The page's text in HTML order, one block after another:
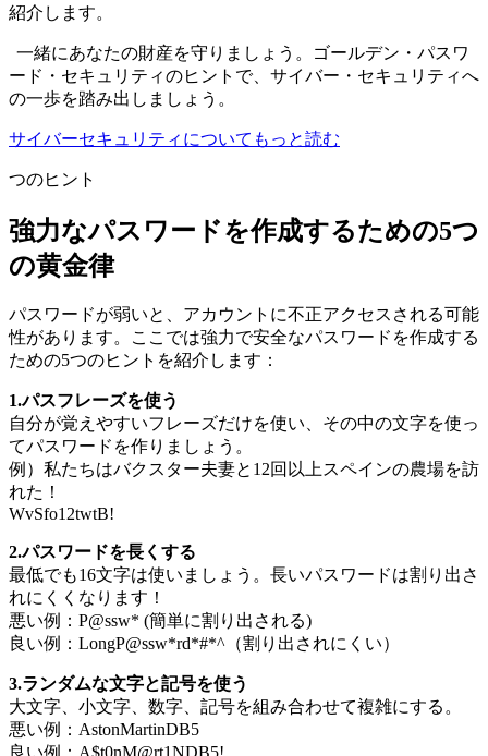
紹介します。
一緒にあなたの財産を守りましょう。ゴールデン・パスワ
ード・セキュリティのヒントで、サイバー・セキュリティへ
の一歩を踏み出しましょう。
サイバーセキュリティについてもっと読む
つのヒント
強力なパスワードを作成するための5つ
の黄金律
パスワードが弱いと、アカウントに不正アクセスされる可能
性があります。ここでは強力で安全なパスワードを作成する
ための5つのヒントを紹介します：
1.パスフレーズを使う
自分が覚えやすいフレーズだけを使い、その中の文字を使っ
てパスワードを作りましょう。
例）私たちはバクスター夫妻と12回以上スペインの農場を訪
れた！
WvSfo12twtB!
2.パスワードを長くする
最低でも16文字は使いましょう。長いパスワードは割り出さ
れにくくなります！
悪い例：P@ssw* (簡単に割り出される)
良い例：LongP@ssw*rd*#*^（割り出されにくい）
3.ランダムな文字と記号を使う
大文字、小文字、数字、記号を組み合わせて複雑にする。
悪い例：AstonMartinDB5